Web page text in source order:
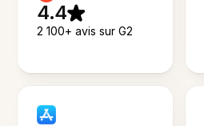
4.4
2 100+ avis sur G2